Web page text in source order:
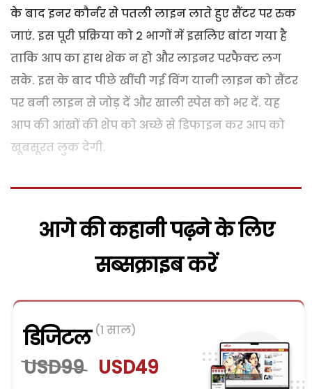
के बाद इनर कौर्नर से पतली लाइन लाते हुए सैंटर पर रुक
जाएं. इस पूरी प्रक्रिया को 2 भागों में इसलिए बांटा गया है
ताकि आप का हाथ शेक न हो और लाइनर परफैक्ट लग
सके. इस के बाद पीछे खींची गई विंग यानी लाइन को सैंटर
पर बनी लाइन से जोड़ दें और खाली स्पेस को भर दें. यह
आप की आंखों की शेप को अच्छे से डिफाइन कर आप को
खूबसूरत लुक देगी.
आगे की कहानी पढ़ने के लिए
सब्सक्राइब करें
डिजिटल (1 साल)
USD99 USD49